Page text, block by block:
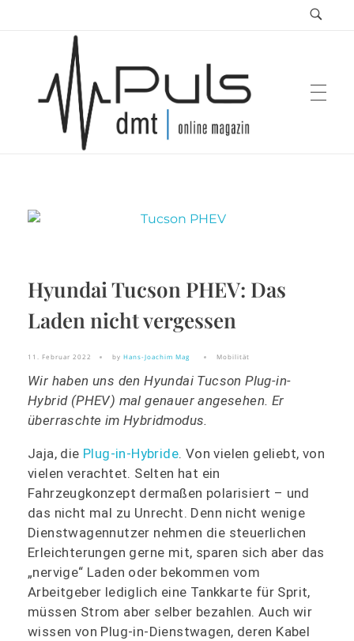
Puls Magazin
Zukunft der Mobilität
Hyundai Tucson PHEV: Das
Laden nicht vergessen
11. Februar 2022 by Hans-Joachim Mag Mobilität
Wir haben uns den Hyundai Tucson Plug-in-
Hybrid (PHEV) mal genauer angesehen. Er
überraschte im Hybridmodus.
Jaja, die Plug-in-Hybride. Von vielen geliebt, von
vielen verachtet. Selten hat ein
Fahrzeugkonzept dermaßen polarisiert – und
das nicht mal zu Unrecht. Denn nicht wenige
Dienstwagennutzer nehmen die steuerlichen
Erleichterungen gerne mit, sparen sich aber das
„nervige“ Laden oder bekommen vom
Arbeitgeber lediglich eine Tankkarte für Sprit,
müssen Strom aber selber bezahlen. Auch wir
wissen von Plug-in-Dienstwagen, deren Kabel